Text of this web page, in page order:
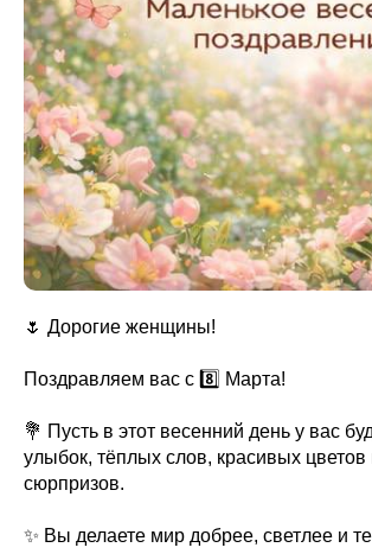
🌷 Дорогие женщины!
Поздравляем вас с 8️⃣ Марта!
💐 Пусть в этот весенний день у вас
улыбок, тёплых слов, красивых
сюрпризов.
✨ Вы делаете мир добрее, светлее и